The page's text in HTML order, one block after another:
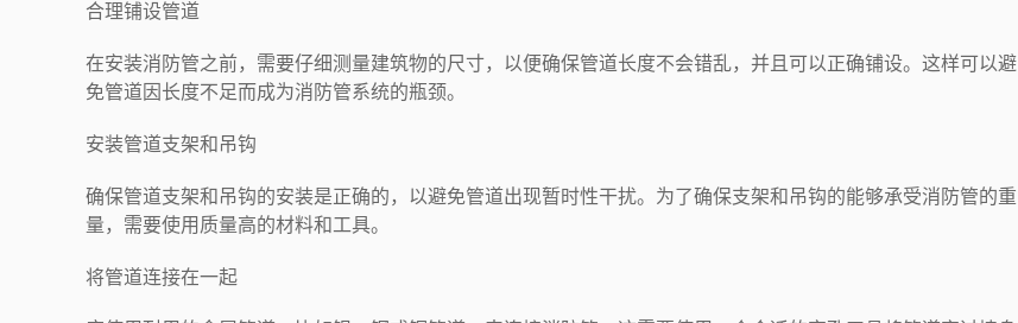
合理铺设管道
在安装消防管之前，需要仔细测量建筑物的尺寸，以便确保管道长度不会错乱，并且可以正确铺设。这样可以避
免管道因长度不足而成为消防管系统的瓶颈。
安装管道支架和吊钩
确保管道支架和吊钩的安装是正确的，以避免管道出现暂时性干扰。为了确保支架和吊钩的能够承受消防管的重
量，需要使用质量高的材料和工具。
将管道连接在一起